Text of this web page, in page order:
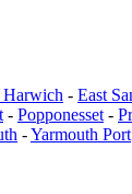
Harwich - East
- Popponesset -
-Yarmouth Port